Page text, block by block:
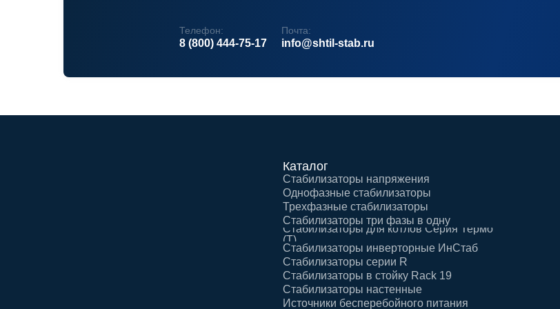
Телефон:
8 (800) 444-75-17
Почта:
info@shtil-stab.ru
Каталог
Стабилизаторы напряжения
Однофазные стабилизаторы
Трехфазные стабилизаторы
Стабилизаторы три фазы в одну
Стабилизаторы для котлов Серия Термо
(Т)
Стабилизаторы инверторные ИнСтаб
Стабилизаторы серии R
Стабилизаторы в стойку Rack 19
Стабилизаторы настенные
Источники бесперебойного питания